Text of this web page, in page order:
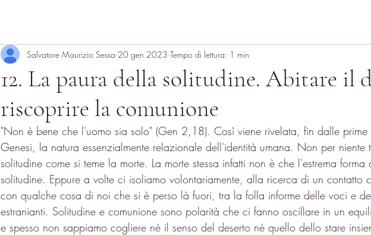
12. La paura della solitudine. Abitare il
riscoprire la comunione
Salvatore Maurizio Sessa 20 gen 2023 Tempo di lettura: 1 min
"Non è bene che l'uomo sia solo" (Gen 2,18). Così viene rivelata, fin dalle
Genesi, la natura essenzialmente relazionale dell'identità umana. Non per niente
solitudine come si teme la morte. La morte stessa infatti non è che l'estrema forma
solitudine. Eppure a volte ci isoliamo volontariamente, alla ricerca di un contatto
con qualche cosa di noi che si è perso là fuori, tra la folla informe delle voci e
estranianti. Solitudine e comunione sono polarità che ci fanno oscillare in un
e spesso non sappiamo cogliere nè il senso del deserto nè quello dello stare